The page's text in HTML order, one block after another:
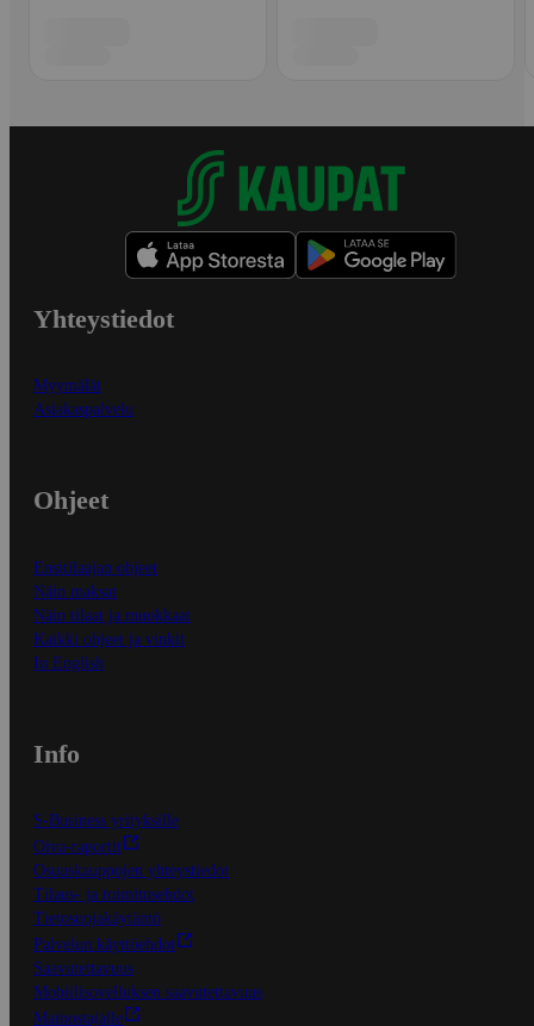
Yhteystiedot
Myymälät
Asiakaspalvelu
Ohjeet
Ensitilaajan ohjeet
Näin maksat
Näin tilaat ja muokkaat
Kaikki ohjeet ja vinkit
In English
Info
S-Business yrityksille
Oiva-raportit
Osuuskauppojen yhteystiedot
Tilaus- ja toimitusehdot
Tietosuojakäytäntö
Palvelun käyttöehdot
Saavutettavuus
Mobiilisovelluksen saavutettavuus
Mainostajalle